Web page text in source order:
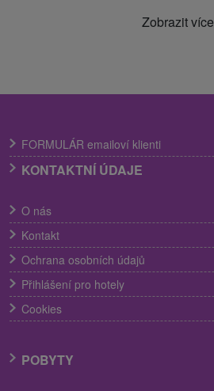
Zobrazit více
FORMULÁR emailoví klienti
KONTAKTNÍ ÚDAJE
O nás
Kontakt
Ochrana osobních údajů
Přihlášení pro hotely
Cookies
POBYTY